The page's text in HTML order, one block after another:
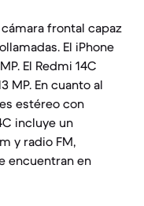
frontal capaz
El iPhone
El Redmi 14C
MP. En cuanto al
estéreo con
incluye un
y radio FM,
encuentran en